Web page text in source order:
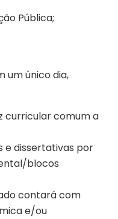
Pública;
um único dia,
curricular comum a
e dissertativas por
blocos
contará com
e/ou